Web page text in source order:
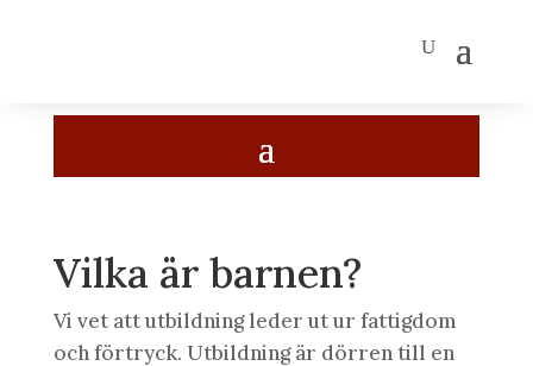
Vilka är barnen?
Vi vet att utbildning leder ut ur fattigdom
och förtryck. Utbildning är dörren till en